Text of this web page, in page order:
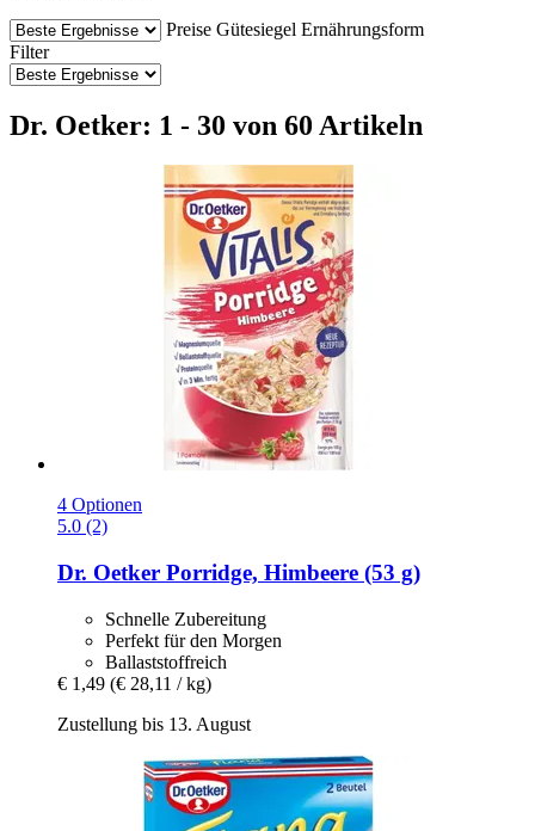
Preise Gütesiegel Ernährungsform
Filter
Dr. Oetker: 1 - 30 von 60 Artikeln
4 Optionen
5.0 (2)
Dr. Oetker Porridge, Himbeere (53 g)
Schnelle Zubereitung
Perfekt für den Morgen
Ballaststoffreich
€ 1,49 (€ 28,11 / kg)
Zustellung bis 13. August